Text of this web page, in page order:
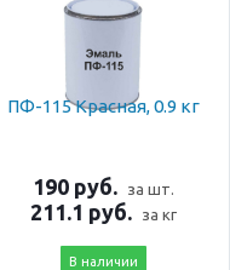
ПФ-115 Красная, 0.9 кг
190 руб. за шт.
211.1 руб. за кг
В наличии